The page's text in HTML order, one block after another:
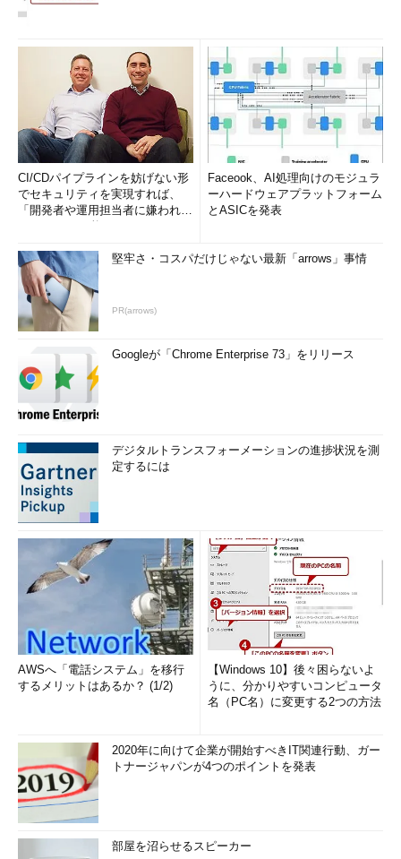
CI/CDパイプラインを妨げない形
でセキュリティを実現すれば、
「開発者や運用担当者に嫌われな
Faceook、AI処理向けのモジュラ
ーハードウェアプラットフォーム
とASICを発表
堅牢さ・コスパだけじゃない最新「arrows」事情
PR(arrows)
Googleが「Chrome Enterprise 73」をリリース
デジタルトランスフォーメーションの進捗状況を測
定するには
AWSへ「電話システム」を移行
するメリットはあるか？ (1/2)
【Windows 10】後々困らないよ
うに、分かりやすいコンピュータ
名（PC名）に変更する2つの方法
2020年に向けて企業が開始すべきIT関連行動、ガー
トナージャパンが4つのポイントを発表
部屋を沼らせるスピーカー